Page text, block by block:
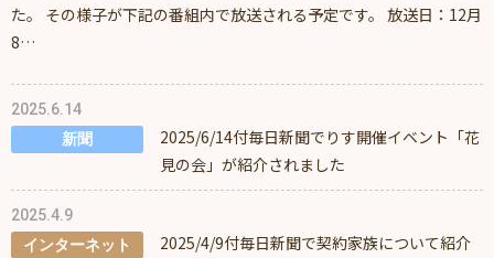
た。 その様子が下記の番組内で放送される予定です。 放送日：12月
8…
2025.6.14
新聞
2025/6/14付毎日新聞でりす開催イベント「花
見の会」が紹介されました
2025.4.9
インターネット
2025/4/9付毎日新聞で契約家族について紹介